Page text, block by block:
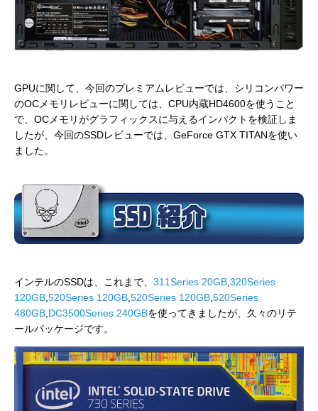
GPUに関して、今回のプレミアムレビューでは、シリコンパワー
のOCメモリレビューに関しては、CPU内蔵HD4600を使うこと
で、OCメモリがグラフィックスに与えるインパクトを検証しま
したが、今回のSSDレビューでは、GeForce GTX TITANを使い
ました。
インテルのSSDは、これまで、 311Series 20GB 320Series
120GB 520Series 120GB 520Series 120GB 520Series
480GB DC3500Series 240GBを使ってきましたが、久々のリテ
ールパッケージです。